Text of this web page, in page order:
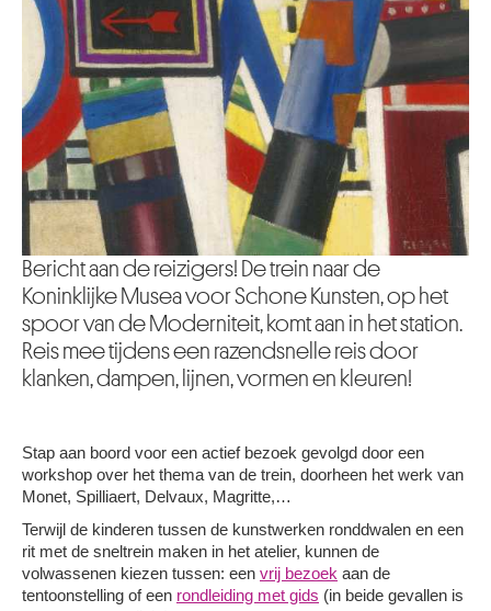
Bericht aan de reizigers! De trein naar de
Koninklijke Musea voor Schone Kunsten, op het
spoor van de Moderniteit, komt aan in het station.
Reis mee tijdens een razendsnelle reis door
klanken, dampen, lijnen, vormen en kleuren!
Stap aan boord voor een actief bezoek gevolgd door een
workshop over het thema van de trein, doorheen het werk van
Monet, Spilliaert, Delvaux, Magritte,…
Terwijl de kinderen tussen de kunstwerken ronddwalen en een
rit met de sneltrein maken in het atelier, kunnen de
volwassenen kiezen tussen: een vrij bezoek aan de
tentoonstelling of een rondleiding met gids (in beide gevallen is